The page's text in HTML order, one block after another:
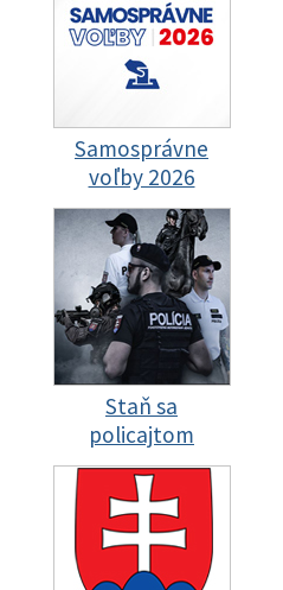
Samosprávne
voľby 2026
Staň sa
policajtom